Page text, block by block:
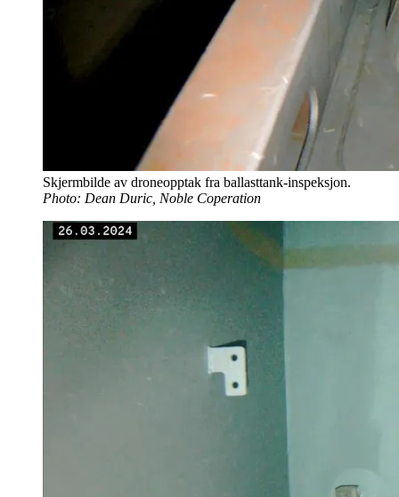
Skjermbilde av droneopptak fra ballasttank-inspeksjon.
Photo: Dean Duric, Noble Coperation